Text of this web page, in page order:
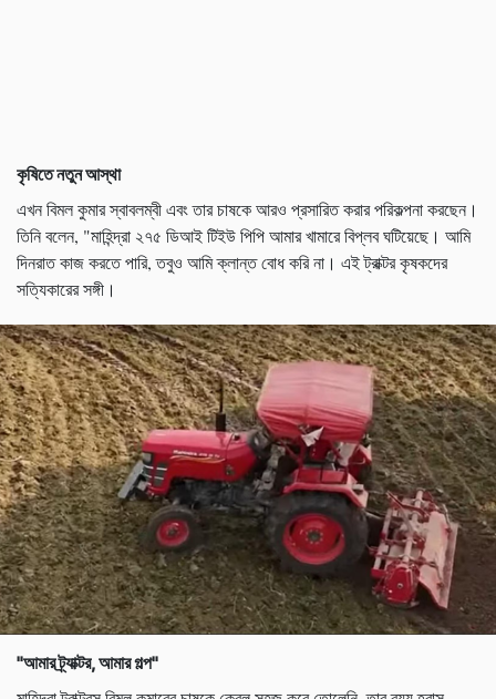
কৃষিতে নতুন আস্থা
এখন বিমল কুমার স্বাবলম্বী এবং তার চাষকে আরও প্রসারিত করার পরিকল্পনা করছেন।
তিনি বলেন, "মাহিন্দ্রা ২৭৫ ডিআই টিইউ পিপি আমার খামারে বিপ্লব ঘটিয়েছে। আমি
দিনরাত কাজ করতে পারি, তবুও আমি ক্লান্ত বোধ করি না। এই ট্রাক্টর কৃষকদের
সত্যিকারের সঙ্গী।
"আমার ট্র্যাক্টর, আমারগল্প"